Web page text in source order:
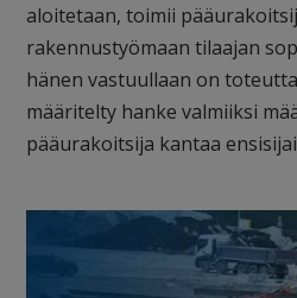
aloitetaan, toimii
rakennustyömaan tilaajan
hänen vastuullaan on
määritelty hanke valmiiksi
pääurakoitsija kantaa